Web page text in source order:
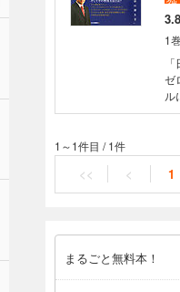
3.8
1巻
ゼ
ル
バ
そ
ど
1～1件目 /1件
<< < 1
まるごと無料本！